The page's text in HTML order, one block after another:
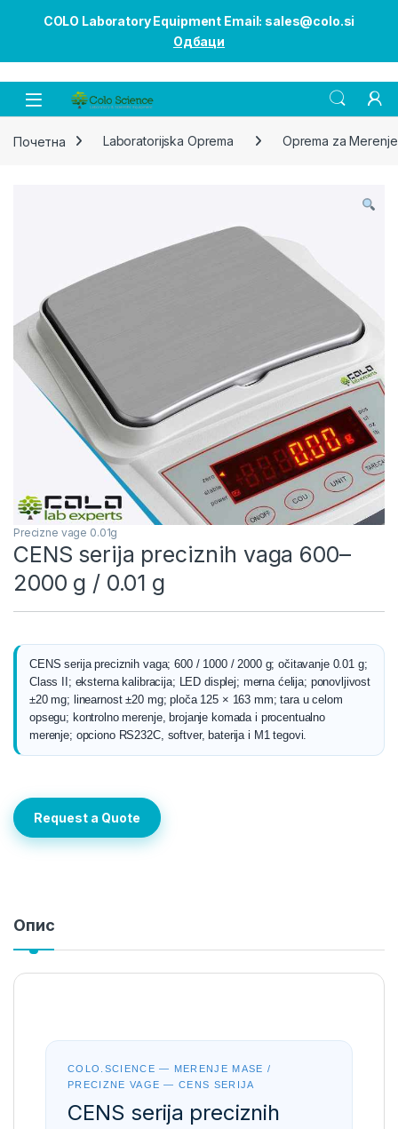
COLO Laboratory Equipment Email: sales@colo.si
Одбаци
Open
Почетна Laboratorijska Oprema Oprema za Merenje
Precizne vage 0.01g
CENS serija preciznih vaga 600–
2000 g / 0.01 g
CENS serija preciznih vaga; 600 / 1000 / 2000 g; očitavanje 0.01 g;
Class II; eksterna kalibracija; LED displej; merna ćelija; ponovljivost
±20 mg; linearnost ±20 mg; ploča 125 × 163 mm; tara u celom
opsegu; kontrolno merenje, brojanje komada i procentualno
merenje; opciono RS232C, softver, baterija i M1 tegovi.
Request a Quote
Опис
COLO.SCIENCE — MERENJE MASE /
PRECIZNE VAGE — CENS SERIJA
CENS serija preciznih